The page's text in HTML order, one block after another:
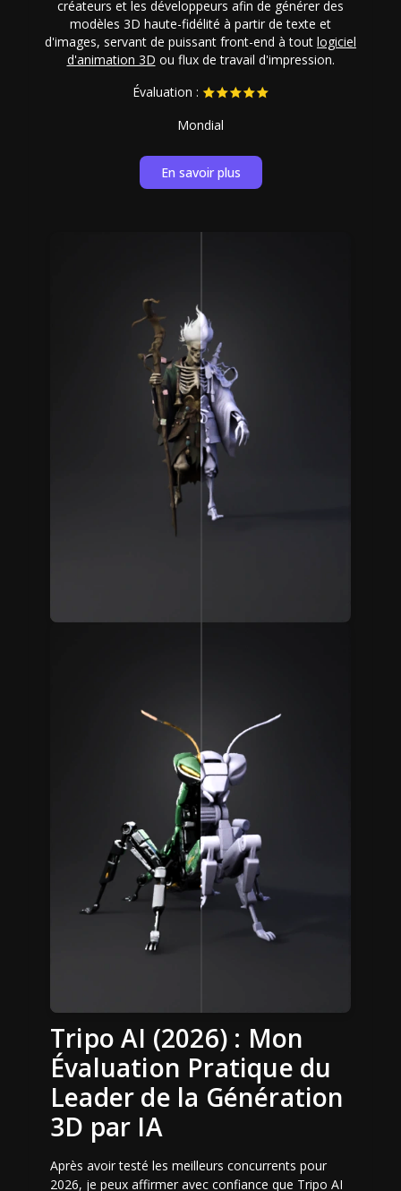
créateurs et les développeurs afin de générer des
modèles 3D haute-fidélité à partir de texte et
d'images, servant de puissant front-end à tout logiciel
d'animation 3D ou flux de travail d'impression.
Évaluation :
Mondial
En savoir plus
Tripo AI (2026) : Mon
Évaluation Pratique du
Leader de la Génération
3D par IA
Après avoir testé les meilleurs concurrents pour
2026, je peux affirmer avec confiance que Tripo AI